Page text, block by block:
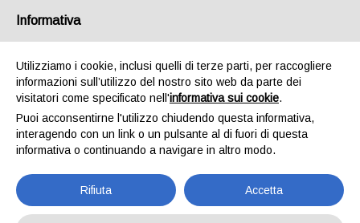
Home Parti meccaniche Motore
Motore x Alfa
Romeo Giulietta – 940A3000 – 2014 / 1.6 JTD
L'azienda Resta Chiusa Dal 5.08 Al 31.08 Qualsiasi
Ordine Verrà Accettato Ma La Spedizione Ripartirà Dal 1
Informativa
Utilizziamo i cookie, inclusi quelli di terze parti, per raccogliere
informazioni sull’utilizzo del nostro sito web da parte dei
visitatori come specificato nell'informativa sui cookie.
Puoi acconsentirne l'utilizzo chiudendo questa informativa,
interagendo con un link o un pulsante al di fuori di questa
informativa o continuando a navigare in altro modo.
Rifiuta Accetta